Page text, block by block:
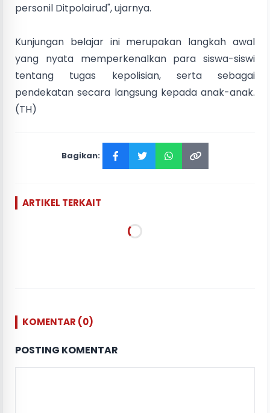
personil Ditpolairud", ujarnya.
Kunjungan belajar ini merupakan langkah awal
yang nyata memperkenalkan para siswa-siswi
tentang tugas kepolisian, serta sebagai
pendekatan secara langsung kepada anak-anak.
(TH)
Bagikan:
ARTIKEL TERKAIT
KOMENTAR (0)
POSTING KOMENTAR